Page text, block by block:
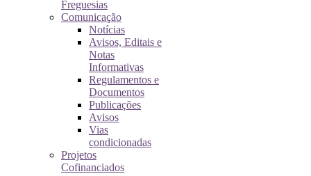
Freguesias
Comunicação
Notícias
Avisos, Editais e
Notas
Informativas
Regulamentos e
Documentos
Publicações
Avisos
Vias
condicionadas
Projetos
Cofinanciados